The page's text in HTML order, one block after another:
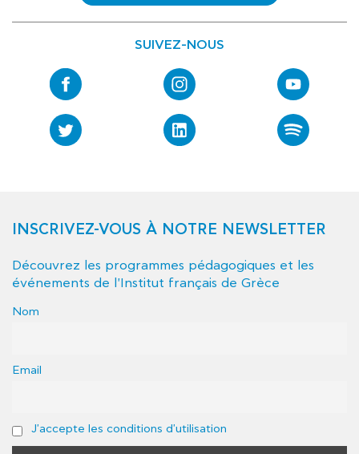
SUIVEZ-NOUS
INSCRIVEZ-VOUS À NOTRE NEWSLETTER
Découvrez les programmes pédagogiques et les
événements de l'Institut français de Grèce
Nom
Email
J'accepte les conditions d'utilisation